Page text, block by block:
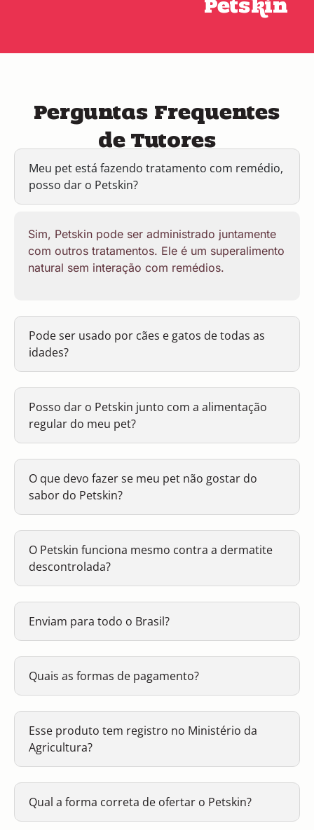
Perguntas Frequentes
de Tutores
Meu pet está fazendo tratamento com remédio,
posso dar o Petskin?
Sim, Petskin pode ser administrado juntamente
com outros tratamentos. Ele é um superalimento
natural sem interação com remédios.
Pode ser usado por cães e gatos de todas as
idades?
Posso dar o Petskin junto com a alimentação
regular do meu pet?
O que devo fazer se meu pet não gostar do
sabor do Petskin?
O Petskin funciona mesmo contra a dermatite
descontrolada?
Enviam para todo o Brasil?
Quais as formas de pagamento?
Esse produto tem registro no Ministério da
Agricultura?
Qual a forma correta de ofertar o Petskin?